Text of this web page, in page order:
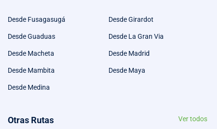
Desde Fusagasugá Desde Girardot
Desde Guaduas Desde La Gran Via
Desde Macheta Desde Madrid
Desde Mambita Desde Maya
Desde Medina
Otras Rutas Ver todos